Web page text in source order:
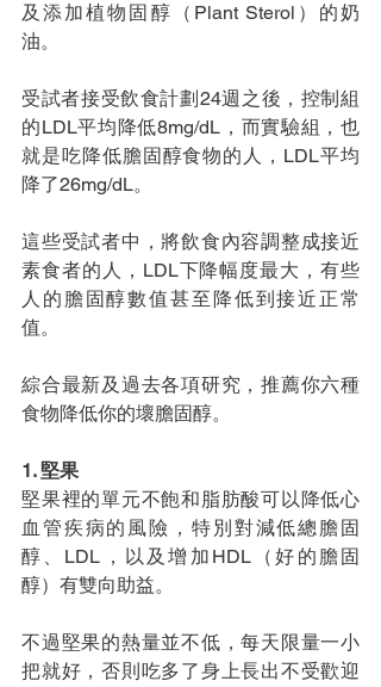
及添加植物固醇（Plant Sterol）的奶
油。
受試者接受飲食計劃24週之後，控制組
的LDL平均降低8mg/dL，而實驗組，也
就是吃降低膽固醇食物的人，LDL平均
降了26mg/dL。
這些受試者中，將飲食內容調整成接近
素食者的人，LDL下降幅度最大，有些
人的膽固醇數值甚至降低到接近正常
值。
綜合最新及過去各項研究，推薦你六種
食物降低你的壞膽固醇。
1. 堅果
堅果裡的單元不飽和脂肪酸可以降低心
血管疾病的風險，特別對減低總膽固
醇、LDL，以及增加HDL（好的膽固
醇）有雙向助益。
不過堅果的熱量並不低，每天限量一小
把就好，否則吃多了身上長出不受歡迎